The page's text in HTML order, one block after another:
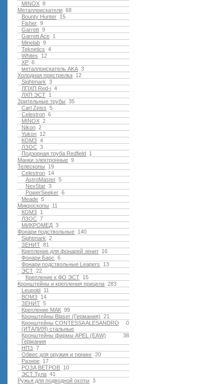
8
MINOX
68
Металлоискатели
15
Bounty Hunter
9
Fisher
9
Garrett
1
Garrett Ace
9
Minelab
4
Teknetics
12
Whites
6
XP
3
металлоискатель AKA
12
Холодная пристрелка
3
Sightmark
4
ЛПХП Red-i
1
ЛХП ЭСТ
35
Зрительные трубы
5
Carl Zeiss
6
Celestron
2
MINOX
2
Nikon
12
Yukon
4
КОМЗ
3
ЛЗОС
1
Подзорная труба Redfield
9
Манки электронные
19
Телескопы
14
Celestron
5
AstroMaster
3
NexStar
6
PowerSeeker
5
Meade
11
Микроскопы
1
КОМЗ
7
ЛЗОС
3
МИКРОМЕД
140
Фонари подствольные
2
Sightmark
81
ЗЕНИТ
16
Крепление для фонарей зенит
6
Фонари Барс
13
Фонари подствольные Leapers
22
ЭСТ
15
Крепление к ФО ЭСТ
283
Кронштейны и крепления прицела
11
Leupold
14
ВОМЗ
5
ЗЕНИТ
99
Крепление МАК
21
Кронштейны Blaser (Германия)
0
Кронштейны CONTESSA ALESANDRO
(ИТАЛИЯ) стальные
38
Кронштейны фирмы APEL (EAW)
Германия
7
НПЗ
20
Обвес для оружия и тюнинг
17
Разное
10
РОЗА ВЕТРОВ
41
ЭСТ Тула
3
Ружья для подводной оxоты